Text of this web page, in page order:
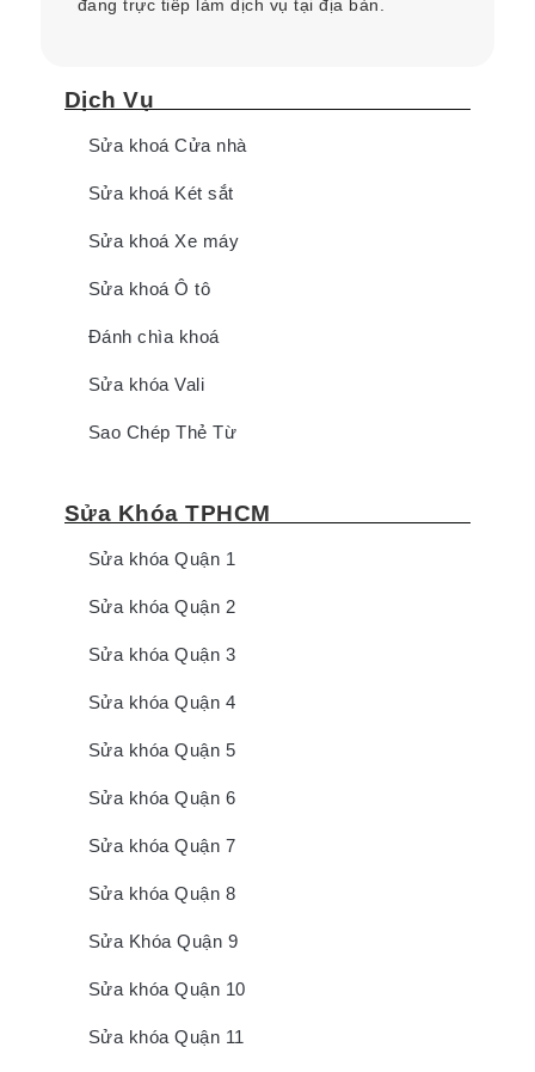
đang trực tiếp làm dịch vụ tại địa bàn.
Dịch Vụ
Sửa khoá Cửa nhà
Sửa khoá Két sắt
Sửa khoá Xe máy
Sửa khoá Ô tô
Đánh chìa khoá
Sửa khóa Vali
Sao Chép Thẻ Từ
Sửa Khóa TPHCM
Sửa khóa Quận 1
Sửa khóa Quận 2
Sửa khóa Quận 3
Sửa khóa Quận 4
Sửa khóa Quận 5
Sửa khóa Quận 6
Sửa khóa Quận 7
Sửa khóa Quận 8
Sửa Khóa Quận 9
Sửa khóa Quận 10
Sửa khóa Quận 11